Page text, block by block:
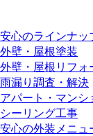
安心のラインナッ
外壁・屋根塗装
外壁・屋根リフォ
雨漏り調査・解決
アパート・マン
シーリング工事
安心の外装メニュ